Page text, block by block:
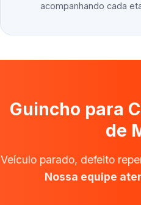
acompanhando cada
Guincho para
de
Veículo parado, defeito
Nossa equipe